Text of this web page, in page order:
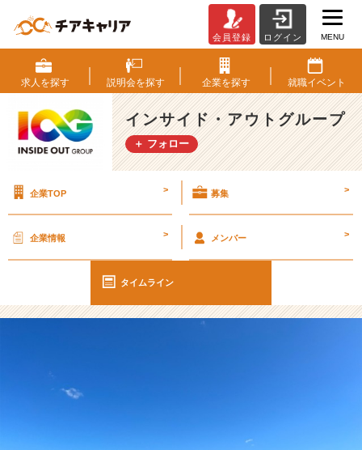
O
G
っ
て
ナ
ニ？】
し
で
後
し
会員登録 ログイン MENU
求人を探す 説明会を探す 企業を探す 就職イベント
インサイド・アウトグループ
＋ フォロー
企業TOP > 募集 >
企業情報 > メンバー >
タイムライン